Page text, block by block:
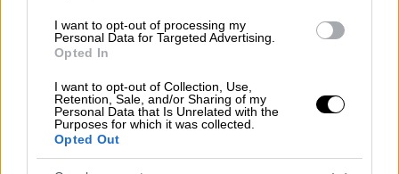
I want to opt-out of processing my
Personal Data for Targeted Advertising.
Opted In
I want to opt-out of Collection, Use,
Retention, Sale, and/or Sharing of my
Personal Data that Is Unrelated with the
Purposes for which it was collected.
Opted Out
περιφέρεια Ηπείρου λάμβανε8 εκατομμύρια
ευρώσε επιδοτήσεις και η Κρήτη
εκατομμύριααντίστοιχα. Το 2020, η Ήπειρος
παίρνει μόλις1,9 εκατομμύρια ευρώ
σε
ενισχύσεις και η Κρήτη εκτινάσσεται στα 30
εκατομμύρια ευρώ, δηλαδή πέντε φορές